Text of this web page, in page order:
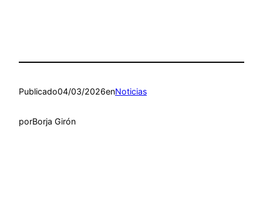
Publicado04/03/2026enNoticias
porBorja Girón